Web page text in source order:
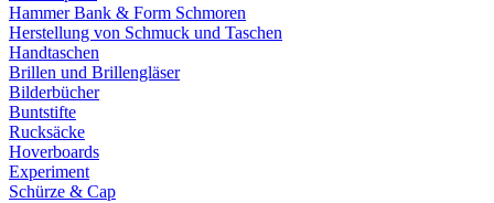
Hammer Bank & Form Schmoren
Herstellung von Schmuck und Taschen
Handtaschen
Brillen und Brillengläser
Bilderbücher
Buntstifte
Rucksäcke
Hoverboards
Experiment
Schürze & Cap